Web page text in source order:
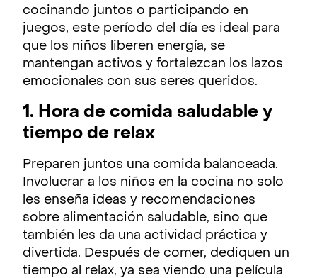
cocinando juntos o participando en
juegos, este período del día es ideal para
que los niños liberen energía, se
mantengan activos y fortalezcan los lazos
emocionales con sus seres queridos.
1. Hora de comida saludable y
tiempo de relax
Preparen juntos una comida balanceada.
Involucrar a los niños en la cocina no solo
les enseña ideas y recomendaciones
sobre alimentación saludable, sino que
también les da una actividad práctica y
divertida. Después de comer, dediquen un
tiempo al relax, ya sea viendo una película